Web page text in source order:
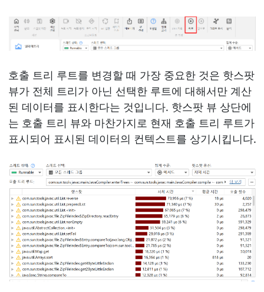
호출 트리 루트를 변경할 때 가장 중요한 것은 핫스팟
뷰가 전체 트리가 아닌 선택한 루트에 대해서만 계산
된 데이터를 표시한다는 것입니다. 핫스팟 뷰 상단에
는 호출 트리 뷰와 마찬가지로 현재 호출 트리 루트가
표시되어 표시된 데이터의 컨텍스트를 상기시킵니다.